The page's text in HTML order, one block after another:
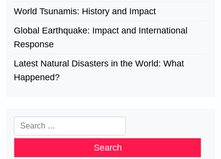
World Tsunamis: History and Impact
Global Earthquake: Impact and International
Response
Latest Natural Disasters in the World: What
Happened?
Search
for: